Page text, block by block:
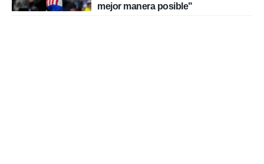
mejor manera posible"